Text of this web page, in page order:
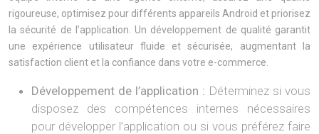
rigoureuse, optimisez pour différents appareils Android et priorisez
la sécurité de l’application. Un développement de qualité garantit
une expérience utilisateur fluide et sécurisée, augmentant la
satisfaction client et la confiance dans votre e-commerce.
Développement de l’application : Déterminez si vous
disposez des compétences internes nécessaires
pour développer l’application ou si vous préférez faire